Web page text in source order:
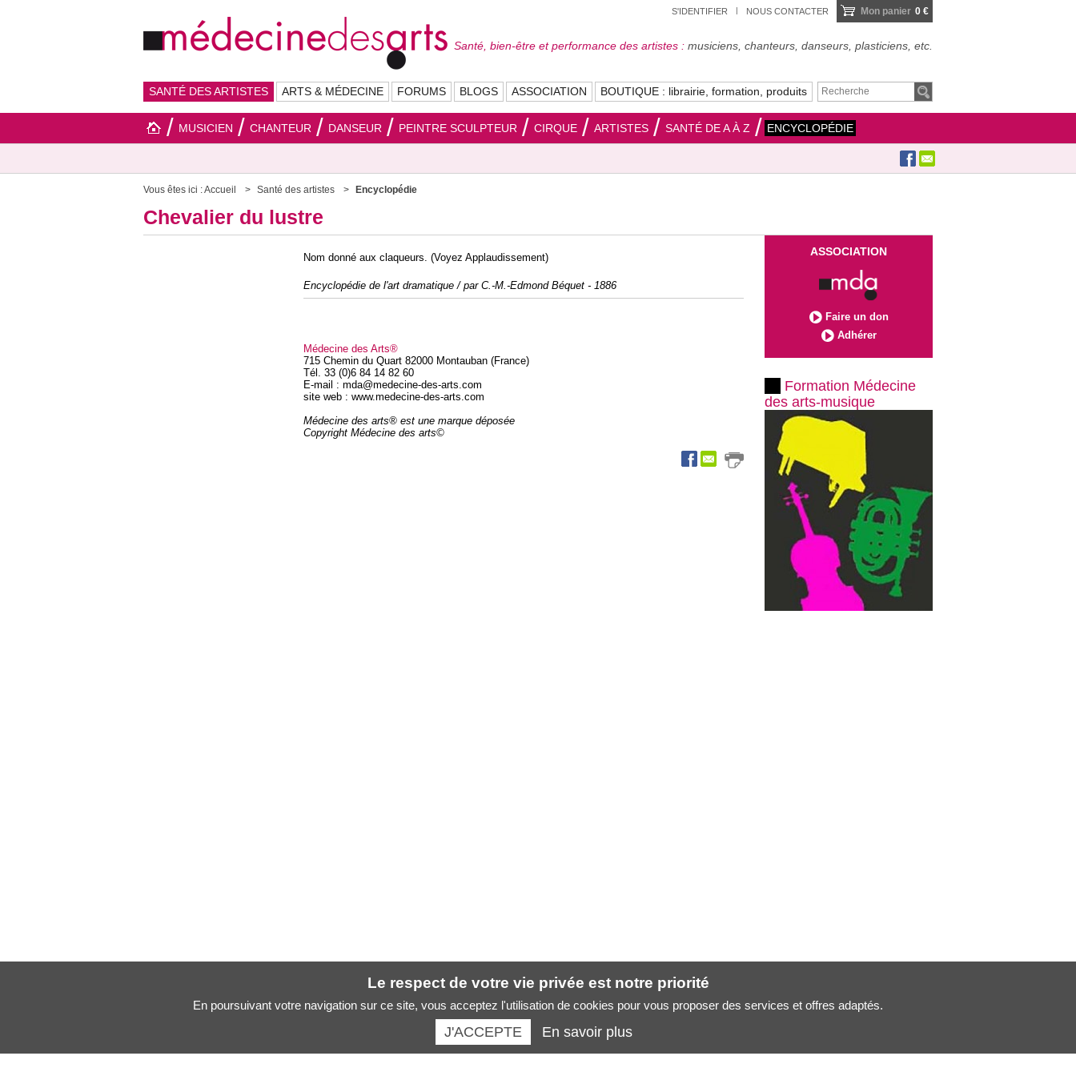
S'IDENTIFIER NOUS CONTACTER Mon panier 0 €
Santé, bien-être et performance des artistes : musiciens, chanteurs, danseurs, plasticiens, etc.
SANTÉ DES ARTISTES ARTS & MÉDECINE FORUMS BLOGS ASSOCIATION BOUTIQUE : librairie, formation, produits
MUSICIEN CHANTEUR DANSEUR PEINTRE SCULPTEUR CIRQUE ARTISTES SANTÉ DE A À Z ENCYCLOPÉDIE
Vous êtes ici :Accueil Santé des artistes Encyclopédie
Chevalier du lustre
Nom donné aux claqueurs. (Voyez Applaudissement)
Encyclopédie de l'art dramatique / par C.-M.-Edmond Béquet - 1886
Médecine des Arts®
715 Chemin du Quart 82000 Montauban (France)
Tél. 33 (0)6 84 14 82 60
E-mail : mda@medecine-des-arts.com
site web : www.medecine-des-arts.com
Médecine des arts® est une marque déposée
Copyright Médecine des arts©
ASSOCIATION
Faire un don
Adhérer
Formation Médecine
des arts-musique
Le respect de votre vie privée est notre priorité
En poursuivant votre navigation sur ce site, vous acceptez l'utilisation de cookies pour vous proposer des services et offres adaptés.
J'ACCEPTE En savoir plus